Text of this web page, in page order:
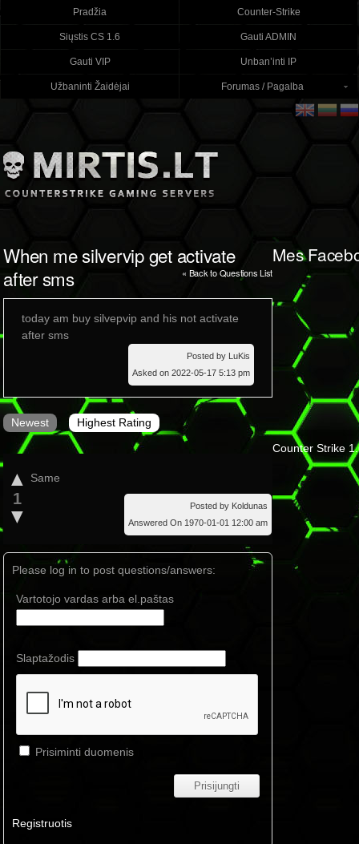
Pradžia Counter-Strike
Siųstis CS 1.6 Gauti ADMIN
Gauti VIP Unban’inti IP
Užbaninti Žaidėjai Forumas / Pagalba
When me silvervip get activate
after sms
« Back to Questions List
today am buy silvepvip and his not activate
after sms
Posted by LuKis
Asked on 2022-05-17 5:13 pm
Newest Highest Rating
▲
1
▼
Same
Posted by Koldunas
Answered On 1970-01-01 12:00 am
Please log in to post questions/answers:
Vartotojo vardas arba el.paštas
Slaptažodis
Prisiminti duomenis
Registruotis
Mes
Counter Strike